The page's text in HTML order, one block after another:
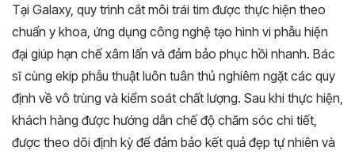
Tại Galaxy, quy trình cắt môi trái tim được thực hiện theo
chuẩn y khoa, ứng dụng công nghệ tạo hình vi phẫu hiện
đại giúp hạn chế xâm lấn và đảm bảo phục hồi nhanh. Bác
sĩ cùng ekip phẫu thuật luôn tuân thủ nghiêm ngặt các quy
định về vô trùng và kiểm soát chất lượng. Sau khi thực hiện,
khách hàng được hướng dẫn chế độ chăm sóc chi tiết,
được theo dõi định kỳ để đảm bảo kết quả đẹp tự nhiên và